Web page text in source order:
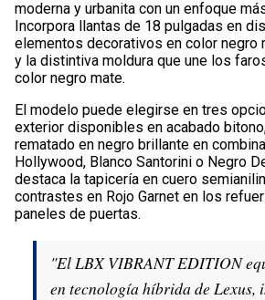
moderna y urbanita con un enfoque
Incorpora llantas de 18 pulgadas en
elementos decorativos en color negro
y la distintiva moldura que une los
color negro mate.
El modelo puede elegirse en tres
exterior disponibles en acabado
rematado en negro brillante en
Hollywood, Blanco Santorini o Negro
destaca la tapicería en cuero
contrastes en Rojo Garnet en los
paneles de puertas.
"El LBX VIBRANT EDITION
en tecnología híbrida de Lexus,